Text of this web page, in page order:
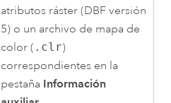
atributos ráster (DBF versión
5) o un archivo de mapa de
color ( .clr)
correspondientes en la
pestaña Información